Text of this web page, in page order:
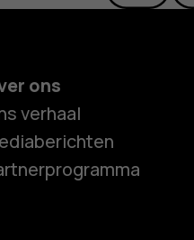
ons
verhaal